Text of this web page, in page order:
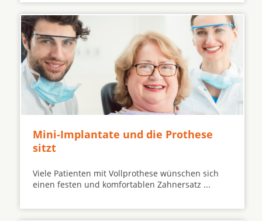
Mini-Implantate und die Prothese
sitzt
Viele Patienten mit Vollprothese wünschen sich
einen festen und komfortablen Zahnersatz ...